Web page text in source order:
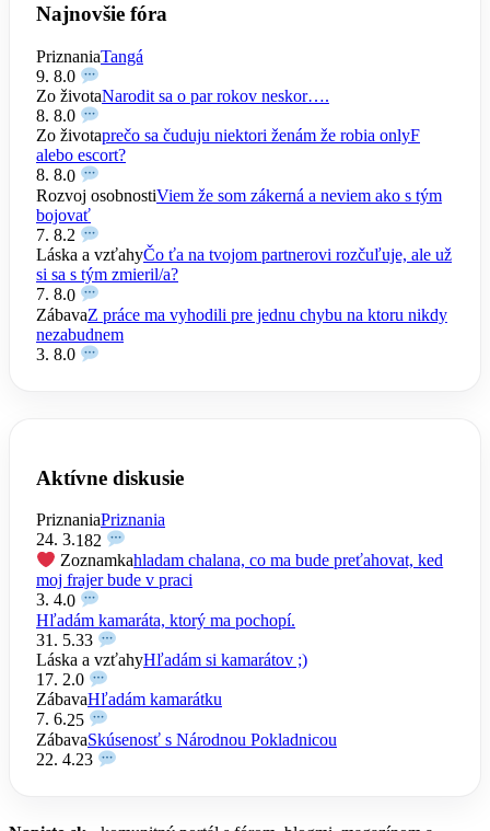
Najnovšie fóra
PriznaniaTangá
9. 8.0
Zo životaNarodit sa o par rokov neskor….
8. 8.0
Zo životaprečo sa čuduju niektori ženám že robia onlyF
alebo escort?
8. 8.0
Rozvoj osobnostiViem že som zákerná a neviem ako s tým
bojovať
7. 8.2
Láska a vzťahyČo ťa na tvojom partnerovi rozčuľuje, ale už
si sa s tým zmieril/a?
7. 8.0
ZábavaZ práce ma vyhodili pre jednu chybu na ktoru nikdy
nezabudnem
3. 8.0
Aktívne diskusie
PriznaniaPriznania
24. 3.182
Zoznamkahladam chalana, co ma bude preťahovat, ked
moj frajer bude v praci
3. 4.0
Hľadám kamaráta, ktorý ma pochopí.
31. 5.33
Láska a vzťahyHľadám si kamarátov ;)
17. 2.0
ZábavaHľadám kamarátku
7. 6.25
ZábavaSkúsenosť s Národnou Pokladnicou
22. 4.23